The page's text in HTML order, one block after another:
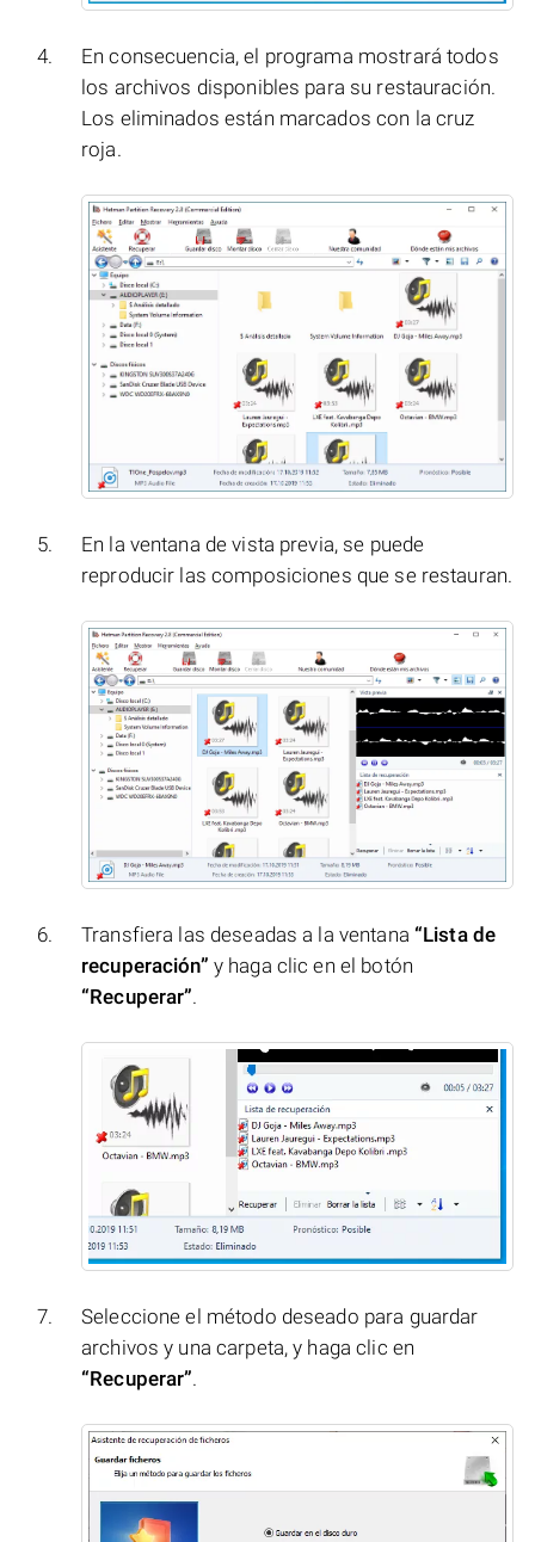
En consecuencia, el programa mostrará todos
los archivos disponibles para su restauración.
Los eliminados están marcados con la cruz
roja.
En la ventana de vista previa, se puede
reproducir las composiciones que se restauran.
Transfiera las deseadas a la ventana “Lista de
recuperación” y haga clic en el botón
“Recuperar”.
Seleccione el método deseado para guardar
archivos y una carpeta, y haga clic en
“Recuperar”.